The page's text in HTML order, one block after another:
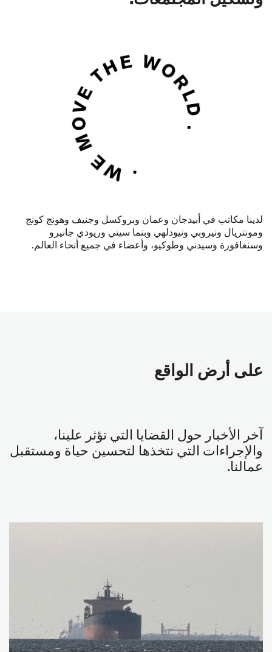
لدينا مكاتب في أبيدجان وعمان وبروكسل وجنيف وهونج كونج
ومونتريال ونيروبي ونيودلهي وبنما سيتي وريودي جانيرو
وسنغافورة وسيدني وطوكيو، وأعضاء في جميع أنحاء العالم.
على أرض الواقع
آخر الأخبار حول القضايا التي تؤثر علينا،
والإجراءات التي نتخذها لتحسين حياة ومستقبل
عمالنا.